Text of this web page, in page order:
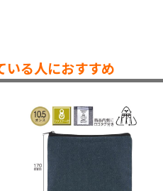
いる人におすすめ